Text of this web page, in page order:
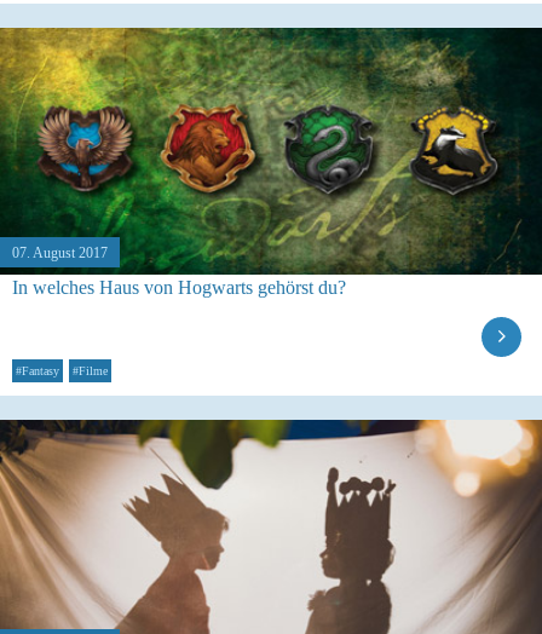
07. August 2017
In welches Haus von Hogwarts gehörst du?
#Fantasy #Filme